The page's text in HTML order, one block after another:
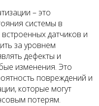
– это
системы в
датчиков и
за уровнем
дефекты и
изменения. Это
повреждений и
которые могут
потерям.